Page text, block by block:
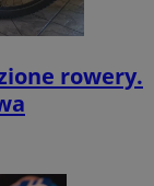
rowery.